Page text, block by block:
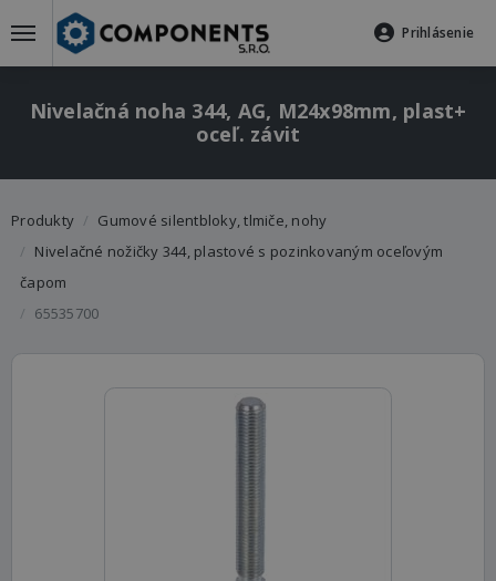
Prihlásenie
Nivelačná noha 344, AG, M24x98mm, plast+
oceľ. závit
Produkty
Gumové silentbloky, tlmiče, nohy
Nivelačné nožičky 344, plastové s pozinkovaným oceľovým
čapom
65535700